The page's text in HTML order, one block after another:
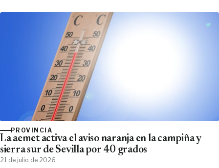
PROVINCIA
La aemet activa el aviso naranja en la campiña y
sierra sur de Sevilla por 40 grados
21 de julio de 2026